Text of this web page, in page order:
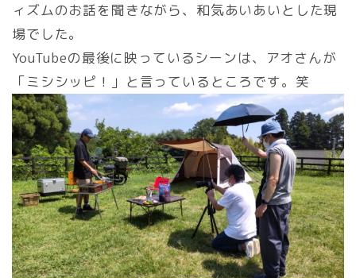
ィズムのお話を聞きながら、和気あいあいとした現
場でした。
YouTubeの最後に映っているシーンは、アオさんが
「ミシシッピ！」と言っているところです。笑